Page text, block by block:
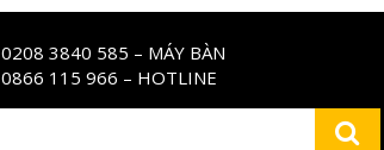
0208 3840 585 – MÁY BÀN
0866 115 966 – HOTLINE